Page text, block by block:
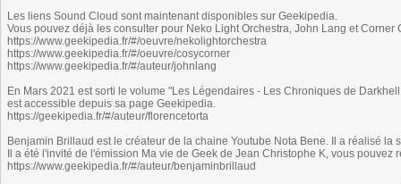
Les liens Sound Cloud sont maintenant disponibles sur Geekipedia.
Vous pouvez déjà les consulter pour Neko Light Orchestra, John Lang et Corner
https://www.geekipedia.fr/#/oeuvre/nekolightorchestra
https://www.geekipedia.fr/#/oeuvre/cosycorner
https://www.geekipedia.fr/#/auteur/johnlang
En Mars 2021 est sorti le volume "Les Légendaires - Les Chroniques de
est accessible depuis sa page Geekipedia.
https://geekipedia.fr/#/auteur/florencetorta
Benjamin Brillaud est le créateur de la chaine Youtube Nota Bene. Il a réalisé
Il a été l'invité de l'émission Ma vie de Geek de Jean Christophe K, vous
https://www.geekipedia.fr/#/auteur/benjaminbrillaud